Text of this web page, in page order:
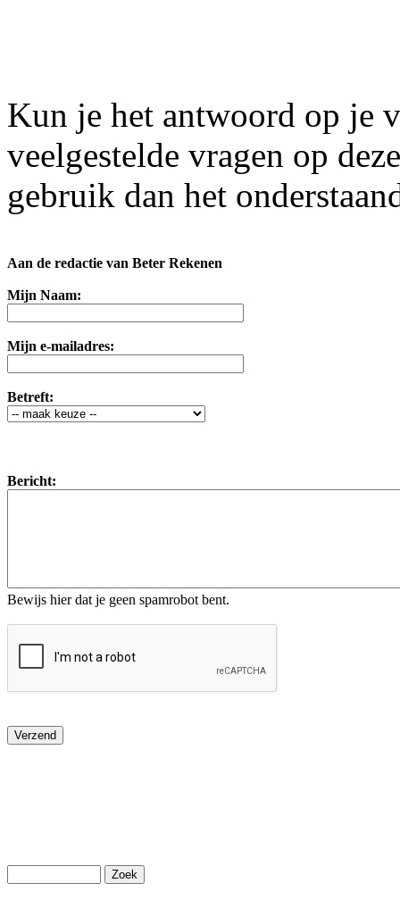
Kun je het antwoord op je
veelgestelde vragen op
gebruik dan het
Aan de redactie van Beter Rekenen
Mijn Naam:
Mijn e-mailadres:
Betreft:
Bericht:
Bewijs hier dat je geen spamrobot bent.